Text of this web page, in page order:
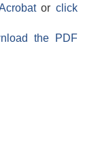
orclick
the PDF